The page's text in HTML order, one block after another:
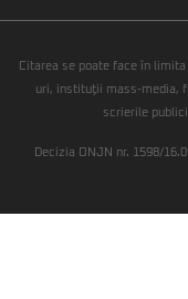
Citarea se poate face în
uri, instituţii mass-media,
scrierile
Decizia ONJN nr. 1598/